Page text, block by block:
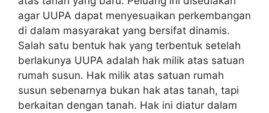
agar UUPA dapat menyesuaikan perkembangan
di dalam masyarakat yang bersifat dinamis.
Salah satu bentuk hak yang terbentuk setelah
berlakunya UUPA adalah hak milik atas satuan
rumah susun. Hak milik atas satuan rumah
susun sebenarnya bukan hak atas tanah, tapi
berkaitan dengan tanah. Hak ini diatur dalam